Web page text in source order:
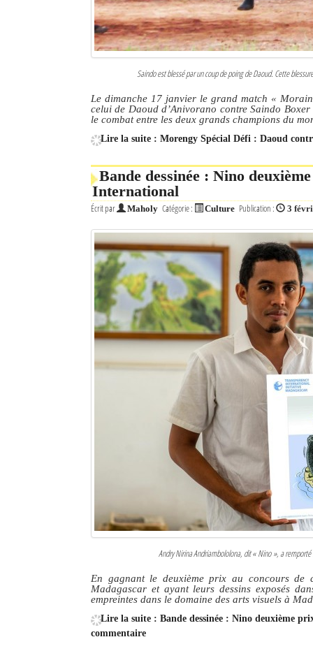
Saindo est blessé par un coup de poing de Daoud. Cette
Le dimanche 17 janvier le grand match «
celui de Daoud d’Anivorano contre Saindo
le combat entre les deux grands champions du
Lire la suite : Morengy Spécial Défi : Daoud
Bande dessinée : Nino
International
Écrit par Maholy Catégorie : Culture Publication : 3
Andry Nirina Andriambololona, dit« Nino », a remporté
En gagnant le deuxième prix au concours de
Madagascar et ayant leurs dessins exposés
empreintes dans le domaine des arts visuels à
Lire la suite : Bande dessinée : Nino deuxième
commentaire